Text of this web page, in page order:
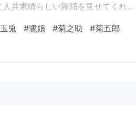
共素晴らしい舞踊を見せてくれて
孝太郎の淀殿、虎之介の清正、鷹
のまつ、…
玉兎 #鷺娘 #菊之助 #菊五郎